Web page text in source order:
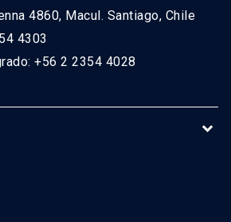
4860, Macul. Santiago, Chile
4303
+56 2 2354 4028